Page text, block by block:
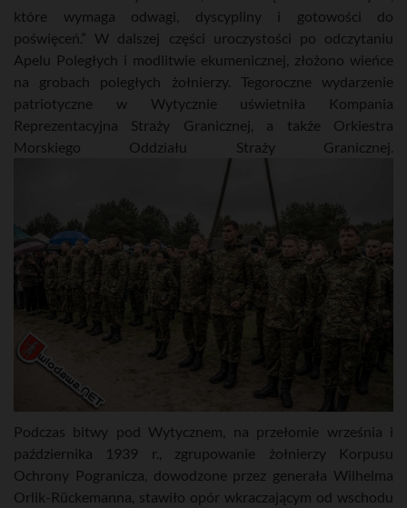
które wymaga odwagi, dyscypliny i gotowości do
poświęceń.” W dalszej części uroczystości po odczytaniu
Apelu Poległych i modlitwie ekumenicznej, złożono wieńce
na grobach poległych żołnierzy. Tegoroczne wydarzenie
patriotyczne w Wytycznie uświetniła Kompania
Reprezentacyjna Straży Granicznej, a także Orkiestra
Morskiego Oddziału Straży Granicznej.
Podczas bitwy pod Wytycznem, na przełomie września i
października 1939 r., zgrupowanie żołnierzy Korpusu
Ochrony Pogranicza, dowodzone przez generała Wilhelma
Orlik-Rückemanna, stawiło opór wkraczającym od wschodu